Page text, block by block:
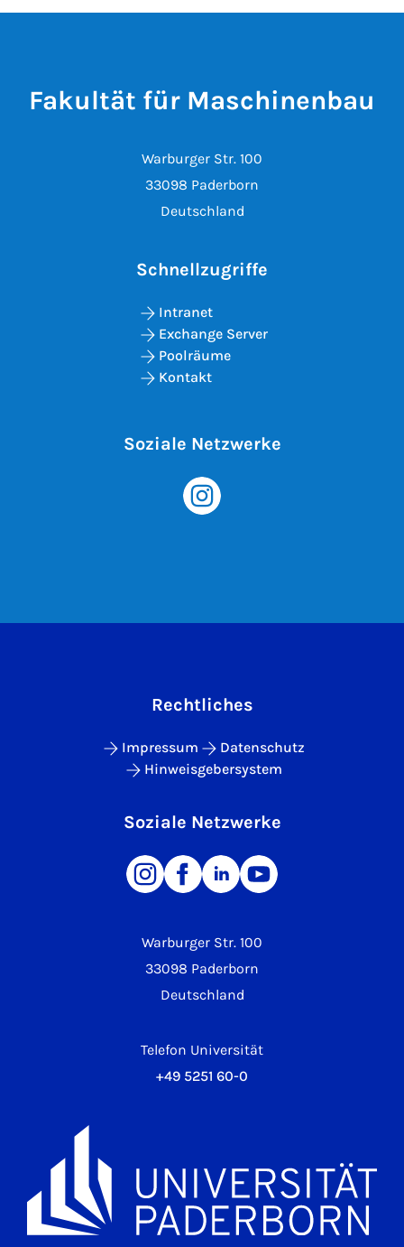
Fakultät für Maschinenbau
Warburger Str. 100
33098 Paderborn
Deutschland
Schnellzugriffe
Intranet
Exchange Server
Poolräume
Kontakt
Soziale Netzwerke
Warburger Str. 100
33098 Paderborn
Deutschland
Telefon Universität
+49 5251 60-0
Rechtliches
Impressum
Datenschutz
Hinweisgebersystem
Soziale Netzwerke